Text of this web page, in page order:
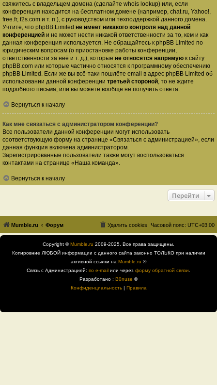
свяжитесь с владельцем домена (сделайте whois lookup) или, если
конференция находится на бесплатном домене (например, chat.ru, Yahoo!,
free.fr, f2s.com и т. п.), с руководством или техподдержкой данного домена.
Учтите, что phpBB Limited не имеет никакого контроля над данной
конференцией и не может нести никакой ответственности за то, кем и как
данная конференция используется. Не обращайтесь к phpBB Limited по
юридическим вопросам (о приостановке работы конференции,
ответственности за неё и т. д.), которые не относятся напрямую к сайту
phpBB.com или которые частично относятся к программному обеспечению
phpBB Limited. Если же вы всё-таки пошлёте email в адрес phpBB Limited об
использовании данной конференции третьей стороной, то не ждите
подробного письма, или вы можете вообще не получить ответа.
Вернуться к началу
Как мне связаться с администратором конференции?
Все пользователи данной конференции могут использовать
соответствующую форму на странице «Связаться с администрацией», если
данная функция включена администратором.
Зарегистрированные пользователи также могут воспользоваться
контактами на странице «Наша команда».
Вернуться к началу
Перейти
Mumble.ru Форум Часовой пояс: UTC+03:00
Удалить cookies
Copyright ©Mumble.ru 2009-2025. Все права защищены.
Копировние ЛЮБОЙ информации с данного сайта законно ТОЛЬКО при наличии
активной ссылки на Mumble.ru ®
Связь с Администрацией: по e-mail или через форму обратной связи
Разработано : B0nuse ®
Конфиденциальность| Правила